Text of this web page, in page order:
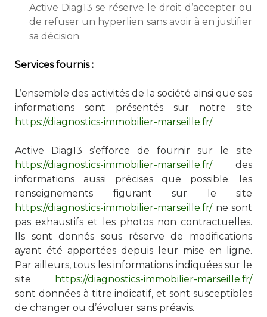
Active Diag13 se réserve le droit d’accepter ou
de refuser un hyperlien sans avoir à en justifier
sa décision.
Services fournis :
L’ensemble des activités de la société ainsi que ses
informations sont présentés sur notre site
https://diagnostics-immobilier-marseille.fr/.
Active Diag13 s’efforce de fournir sur le site
https://diagnostics-immobilier-marseille.fr/des
informations aussi précises que possible. les
renseignements figurant sur le site
https://diagnostics-immobilier-marseille.fr/ne sont
pas exhaustifs et les photos non contractuelles.
Ils sont donnés sous réserve de modifications
ayant été apportées depuis leur mise en ligne.
Par ailleurs, tous les informations indiquées sur le
site
https://diagnostics-immobilier-marseille.fr/
sont données à titre indicatif, et sont susceptibles
de changer ou d’évoluer sans préavis.